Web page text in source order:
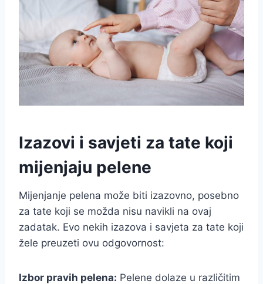
Izazovi i savjeti za tate koji
mijenjaju pelene
Mijenjanje pelena može biti izazovno, posebno
za tate koji se možda nisu navikli na ovaj
zadatak. Evo nekih izazova i savjeta za tate koji
žele preuzeti ovu odgovornost:
Izbor pravih pelena: Pelene dolaze u različitim